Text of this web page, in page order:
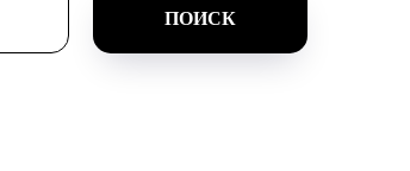
ПОИСК